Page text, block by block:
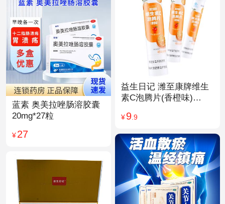
益生日记 潍至康牌维生
素C泡腾片(香橙味)
¥9.9
蓝素 奥美拉唑肠溶胶囊
20mg*27粒
¥27